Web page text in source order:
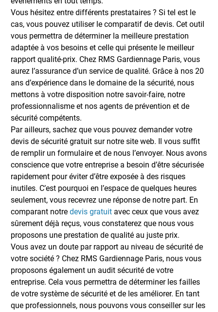
Vous hésitez entre différents prestataires ? Si tel est le
cas, vous pouvez utiliser le comparatif de devis. Cet outil
vous permettra de déterminer la meilleure prestation
adaptée à vos besoins et celle qui présente le meilleur
rapport qualité-prix. Chez RMS Gardiennage Paris, vous
aurez l’assurance d’un service de qualité. Grâce à nos 20
ans d’expérience dans le domaine de la sécurité, nous
mettons à votre disposition notre savoir-faire, notre
professionnalisme et nos agents de prévention et de
sécurité compétents.
Par ailleurs, sachez que vous pouvez demander votre
devis de sécurité gratuit sur notre site web. Il vous suffit
de remplir un formulaire et de nous l’envoyer. Nous avons
conscience que votre entreprise a besoin d’être sécurisée
rapidement pour éviter d’être exposée à des risques
inutiles. C’est pourquoi en l’espace de quelques heures
seulement, vous recevrez une réponse de notre part. En
comparant notredevis gratuit avec ceux que vous avez
sûrement déjà reçus, vous constaterez que nous vous
proposons une prestation de qualité au juste prix.
Vous avez un doute par rapport au niveau de sécurité de
votre société ? Chez RMS Gardiennage Paris, nous vous
proposons également un audit sécurité de votre
entreprise. Cela vous permettra de déterminer les failles
de votre système de sécurité et de les améliorer. En tant
que professionnels, nous pouvons vous conseiller sur les